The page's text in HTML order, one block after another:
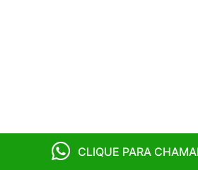
CLIQUE PARA